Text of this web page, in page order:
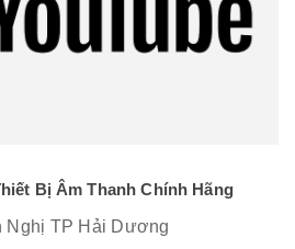
Bị Âm Thanh Chính Hãng
Nghị TP Hải Dương